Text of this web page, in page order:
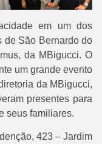
em um dos
de São Bernardo do
da MBigucci. O
um grande evento
da MBigucci,
presentes para
seus familiares.
423 – Jardim